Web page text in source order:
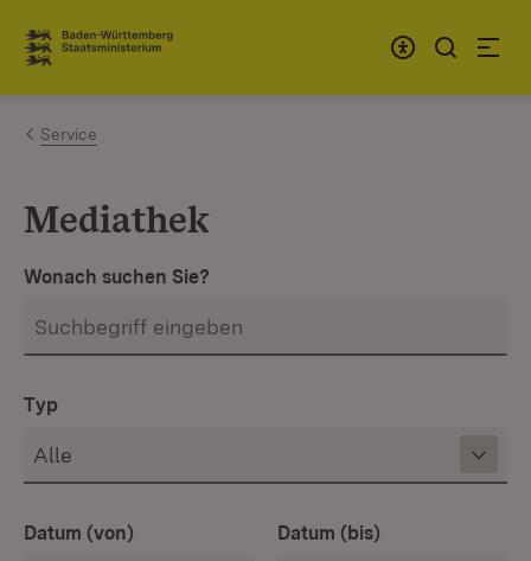
Zum Inhalt springen
Link zur Startseite
Service
Mediathek
Wonach suchen Sie?
Typ
Datum (von) Datum (bis)